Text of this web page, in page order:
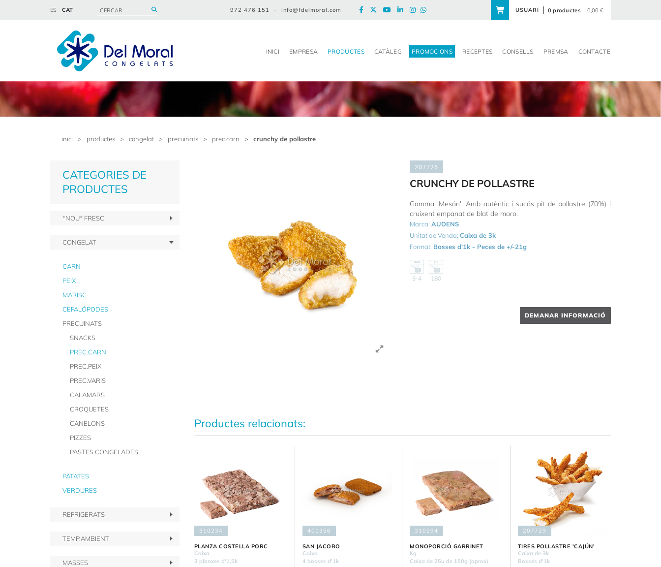
ES CAT 972 476 151 · info@fdelmoral.com USUARI 0 productes 0,00 €
INICI EMPRESA PRODUCTES CATÀLEG PROMOCIONS RECEPTES CONSELLS PREMSA CONTACTE
inici > productes > congelat > precuinats > prec.carn > crunchy de pollastre
CATEGORIES DE
PRODUCTES
*NOU* FRESC
CONGELAT
CARN
PEIX
MARISC
CEFALÓPODES
PRECUINATS
SNACKS
PREC.CARN
PREC.PEIX
PREC.VARIS
CALAMARS
CROQUETES
CANELONS
PIZZES
PASTES CONGELADES
PATATES
VERDURES
REFRIGERATS
TEMP.AMBIENT
MASSES
207726
CRUNCHY DE POLLASTRE
Gamma 'Mesón'. Amb autèntic i sucós pit de pollastre (70%) i
cruixent empanat de blat de moro.
Marca:AUDENS
Unitat de Venda:Caixa de 3k
Format: Bosses d'1k - Peces de +/-21g
3-4 180
DEMANAR INFORMACIÓ
Productes relacionats:
310234
PLANZA COSTELLA PORC
Caixa
3 planxes d'1,5k
401356
SAN JACOBO
Caixa
4 bosses d'1k
310294
MONOPORCIÓ GARRINET
Kg
Caixa de 25u de 150g (aprox)
207729
TIRES POLLASTRE 'CAJÚN'
Caixa de 3k
Bosses d'1k